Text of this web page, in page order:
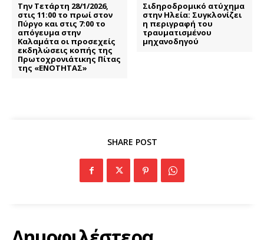
Την Τετάρτη 28/1/2026,
στις 11:00 το πρωί στον
Πύργο και στις 7:00 το
απόγευμα στην
Καλαμάτα οι προσεχείς
εκδηλώσεις κοπής της
Πρωτοχρονιάτικης Πίτας
της «ΕΝΟΤΗΤΑΣ»
Σιδηροδρομικό ατύχημα
στην Ηλεία: Συγκλονίζει
η περιγραφή του
τραυματισμένου
μηχανοδηγού
SHARE POST